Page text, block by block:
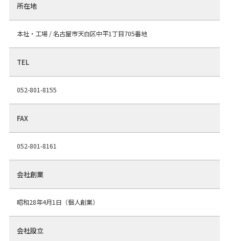
所在地
本社・工場 / 名古屋市天白区中平1丁目705番地
TEL
052-801-8155
FAX
052-801-8161
会社創業
昭和28年4月1日（個人創業）
会社設立